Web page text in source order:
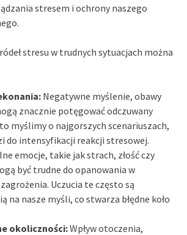
stresem i ochrony naszego
stresu w trudnych sytuacjach można
Negatywne myślenie, obawy
znacznie potęgować odczuwany
myślimy o najgorszych scenariuszach,
do intensyfikacji reakcji stresowej.
emocje, takie jak strach, złość czy
być trudne do opanowania w
Uczucia te często są
na nasze myśli, co stwarza błędne koło
okoliczności:Wpływ otoczenia,